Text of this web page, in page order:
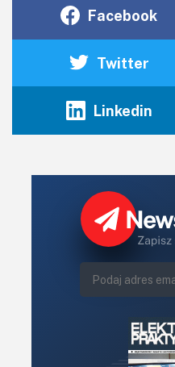
Facebook
Twitter
Linkedin